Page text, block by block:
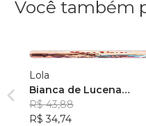
Você também
Lola
Bianca de Lucena
Coutinho de Oliveira
R$ 43,88
R$ 34,74